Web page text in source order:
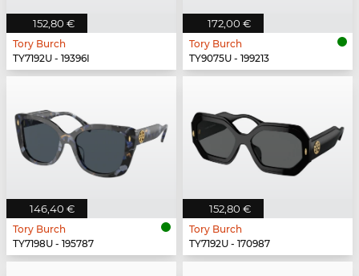
152,80 €
Tory Burch
TY7192U - 19396I
172,00 €
Tory Burch
TY9075U - 199213
146,40 €
Tory Burch
TY7198U - 195787
152,80 €
Tory Burch
TY7192U - 170987